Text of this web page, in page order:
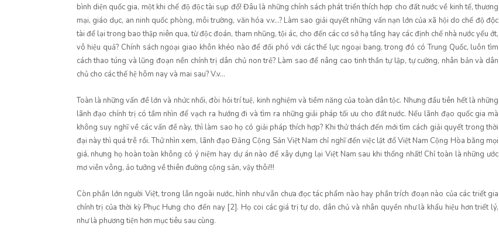
bình diện quốc gia, một khi chế độ độc tài sụp đổ! Đâu là những chính sách phát triển thích hợp cho đất nước về kinh tế, thương
mại, giáo dục, an ninh quốc phòng, môi trường, văn hóa v.v...? Làm sao giải quyết những vấn nạn lớn của xã hội do chế độ độc
tài để lại trong bao thập niên qua, từ độc đoán, tham nhũng, tội ác, cho đến các cơ sở hạ tầng hay các định chế nhà nước yếu ớt,
vô hiệu quả? Chính sách ngoại giao khôn khéo nào để đối phó với các thế lực ngoại bang, trong đó có Trung Quốc, luôn tìm
cách thao túng và lũng đoạn nền chính trị dân chủ non trẻ? Làm sao để nâng cao tinh thần tự lập, tự cường, nhân bản và dân
chủ cho các thế hệ hôm nay và mai sau? V.v...
Toàn là những vấn đề lớn và nhức nhối, đòi hỏi trí tuệ, kinh nghiệm và tiềm năng của toàn dân tộc. Nhưng đầu tiên hết là những
lãnh đạo chính trị có tầm nhìn để vạch ra hướng đi và tìm ra những giải pháp tối ưu cho đất nước. Nếu lãnh đạo quốc gia mà
không suy nghĩ về các vấn đề này, thì làm sao họ có giải pháp thích hợp? Khi thử thách đến mới tìm cách giải quyết trong thời
đại này thì quá trễ rồi. Thử nhìn xem, lãnh đạo Đảng Cộng Sản Việt Nam chỉ nghĩ đến việc lật đổ Việt Nam Cộng Hòa bằng mọi
giá, nhưng họ hoàn toàn không có ý niệm hay dự án nào để xây dựng lại Việt Nam sau khi thống nhất! Chỉ toàn là những ước
mơ viễn vông, ảo tưởng về thiên đường cộng sản, vậy thôi!!!
Còn phần lớn người Việt, trong lẫn ngoài nước, hình như vẫn chưa đọc tác phẩm nào hay phần trích đoạn nào của các triết gia
chính trị của thời kỳ Phục Hưng cho đến nay [2]. Họ coi các giá trị tự do, dân chủ và nhân quyền như là khẩu hiệu hơn triết lý,
như là phương tiện hơn mục tiêu sau cùng.